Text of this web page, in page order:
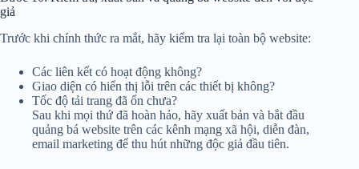
giả
Trước khi chính thức ra mắt, hãy kiểm tra lại toàn bộ website:
Các liên kết có hoạt động không?
Giao diện có hiển thị lỗi trên các thiết bị không?
Tốc độ tải trang đã ổn chưa?
Sau khi mọi thứ đã hoàn hảo, hãy xuất bản và bắt đầu
quảng bá website trên các kênh mạng xã hội, diễn đàn,
email marketing để thu hút những độc giả đầu tiên.